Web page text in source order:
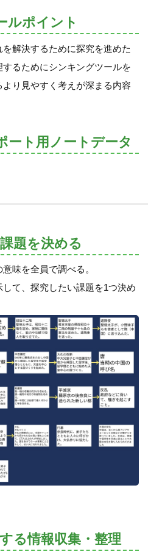
ルポイント
解決するために探究を進めた
るためにシンキングツールを
り見やすく考えが深まる内容
ート用ノートデータ
題を決める
味を全員で調べる。
して、探究したい課題を1つ決め
る情報収集・整理